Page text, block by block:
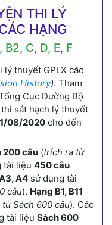
THI LÝ
HẠNG
B2, C, D, E, F
lý thuyết GPLX các
History). Tham
Cục Đường Bộ
sát hạch lý thuyết
08/2020 cho đến
200 câu (trích ra từ
tài liệu 450 câu
A4 sử dụng tài
câu). Hạng B1, B11
Sách 600 câu). Các
tài liệu Sách 600